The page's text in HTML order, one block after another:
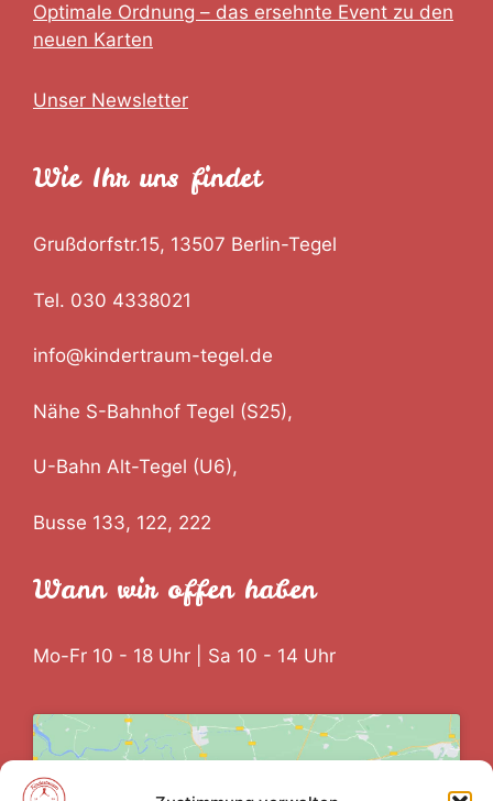
Optimale Ordnung – das ersehnte Event zu den
neuen Karten
Unser Newsletter
Wie Ihr uns findet
Grußdorfstr.15, 13507 Berlin-Tegel
Tel. 030 4338021
info@kindertraum-tegel.de
Nähe S-Bahnhof Tegel (S25),
U-Bahn Alt-Tegel (U6),
Busse 133, 122, 222
Wann wir offen haben
Mo-Fr 10 - 18 Uhr | Sa 10 - 14 Uhr